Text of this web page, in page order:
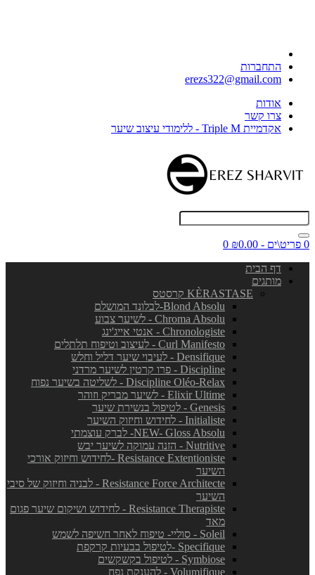
התחברות
erezs322@gmail.com
אודות
צרו קשר
אקדמיית Triple M - ללימודי עיצוב שיער
0 פריט\ים - ₪0.00
0
דף הבית
מותגים
KÈRASTASE קרסטס
Blond Absolu-לבלונד המושלם
Chroma Absolu - לשיער צבוע
Chronologiste - אנטי אייג'ינג
Curl Manifesto - לעיצוב וטיפוח תלתלים
Densifique - לעיבוי שיער דליל וחלש
Discipline - פרו קרטין לשיער מרדני
Discipline Oléo-Relax - לשליטה בשיער נפוח
Elixir Ultime - לשיער מבריק וזוהר
Genesis - לטיפול בנשירת שיער
Initialiste - לחידוש וחיזוק השיער
NEW- Gloss Absolu- לברק עוצמתי
Nutritive - הזנה עמוקה לשיער יבש
Resistance Extentioniste -לחידוש וחיזוק אורכי
השיער
Resistance Force Architecte - לבניה וחיזוק של סיבי
השיער
Resistance Therapiste - לחידוש ושיקום שיער פגום
מאד
Soleil - סוליי- טיפוח לאחר חשיפה לשמש
Specifique -לטיפול בבעיות קרקפת
Symbiose - לטיפול בקשקשים
Volumifique - להענקת נפח